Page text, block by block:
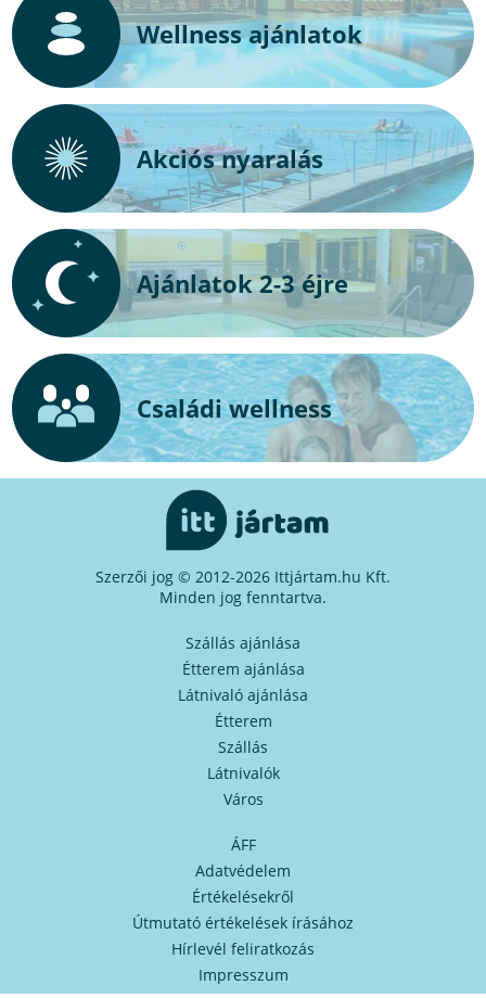
Wellness ajánlatok
Akciós nyaralás
Ajánlatok 2-3 éjre
Családi wellness
Szerzői jog © 2012-2026 Ittjártam.hu Kft.
Minden jog fenntartva.
Szállás ajánlása
Étterem ajánlása
Látnivaló ajánlása
Étterem
Szállás
Látnivalók
Város
ÁFF
Adatvédelem
Értékelésekről
Útmutató értékelések írásához
Hírlevél feliratkozás
Impresszum